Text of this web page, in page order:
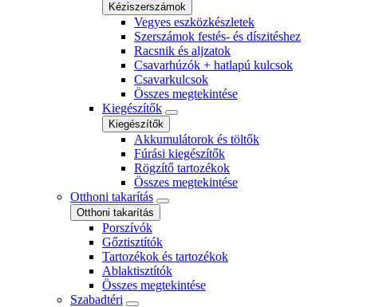
Kéziszerszámok
Vegyes eszközkészletek
Szerszámok festés- és díszitéshez
Racsnik és aljzatok
Csavarhúzók + hatlapú kulcsok
Csavarkulcsok
Összes megtekintése
Kiegészítők
Kiegészítők
Akkumulátorok és töltők
Fúrási kiegészítők
Rögzítő tartozékok
Összes megtekintése
Otthoni takarítás
Otthoni takarítás
Porszívók
Gőztisztítók
Tartozékok és tartozékok
Ablaktisztítók
Összes megtekintése
Szabadtéri